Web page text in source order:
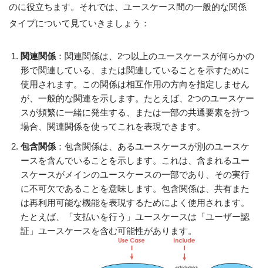
のに役立ちます。それでは、ユースケース間の一般的な関係
タイプについて見ていきましょう：
関連関係 ：関連関係は、2つ以上のユースケースが何らかの
形で関連している、または関連していることを示すために
使用されます。この関係は相互作用の方向を指定しません
が、一般的な関連を示します。たとえば、2つのユースケー
スが頻繁に一緒に発生する、または一部の共通要素を持つ
場合、関連関係を使ってこれを表現できます。
包含関係 ：包含関係は、あるユースケースが別のユースケ
ースを含んでいることを示します。これは、含まれるユー
スケースがメインのユースケースの一部であり、その実行
に不可欠であることを意味します。包含関係は、共有また
は再利用可能な機能を表現するためによく使用されます。
たとえば、「支払いを行う」ユースケースは「ユーザー認
証」ユースケースを含む可能性があります。